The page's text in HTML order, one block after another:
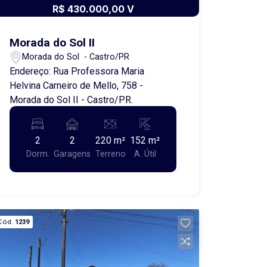
R$ 430.000,00 V
Morada do Sol II
Morada do Sol - Castro/PR
Endereço: Rua Professora Maria
Helvina Carneiro de Mello, 758 -
Morada do Sol II - Castro/PR.
2
Dorm.
2
Garagens
220 m²
Terreno
152 m²
A. Útil
1239